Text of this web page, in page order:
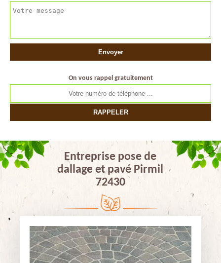
On vous rappel gratuitement
Entreprise pose de
dallage et pavé Pirmil
72430